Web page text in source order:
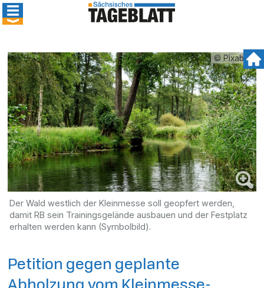
© Pixabay
Der Wald westlich der Kleinmesse soll geopfert werden,
damit RB sein Trainingsgelände ausbauen und der Festplatz
erhalten werden kann (Symbolbild).
Petition gegen geplante